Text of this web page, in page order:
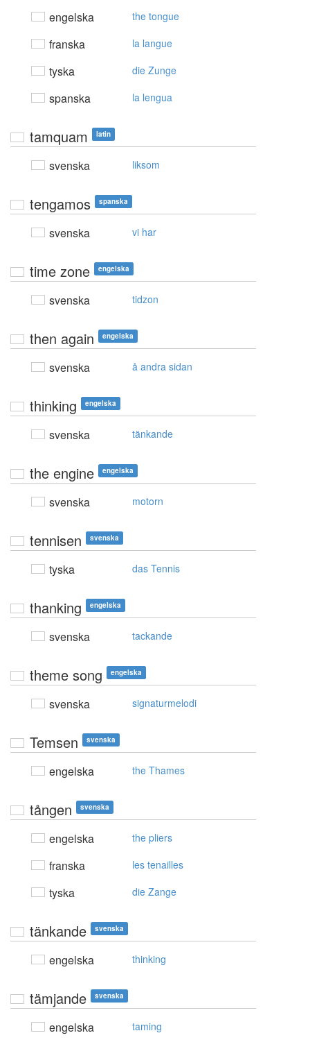
engelska the tongue
franska la langue
tyska die Zunge
spanska la lengua
tamquam latin
svenska liksom
tengamos spanska
svenska vi har
time zone engelska
svenska tidzon
then again engelska
svenska å andra sidan
thinking engelska
svenska tänkande
the engine engelska
svenska motorn
tennisen svenska
tyska das Tennis
thanking engelska
svenska tackande
theme song engelska
svenska signaturmelodi
Temsen svenska
engelska the Thames
tången svenska
engelska the pliers
franska les tenailles
tyska die Zange
tänkande svenska
engelska thinking
tämjande svenska
engelska taming